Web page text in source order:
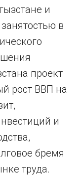
и
в
проект
рост ВВП на
и
бремя
труда.